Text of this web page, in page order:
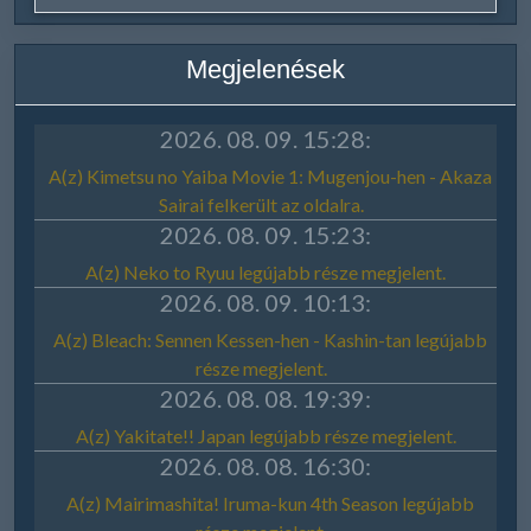
Megjelenések